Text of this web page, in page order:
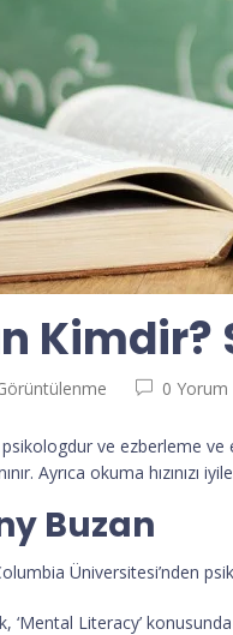
Kimdir?
0 Yorum
ve ezberleme ve
Ayrıca okuma hızınızı
Buzan
Üniversitesi’nden
‘Mental Literacy’